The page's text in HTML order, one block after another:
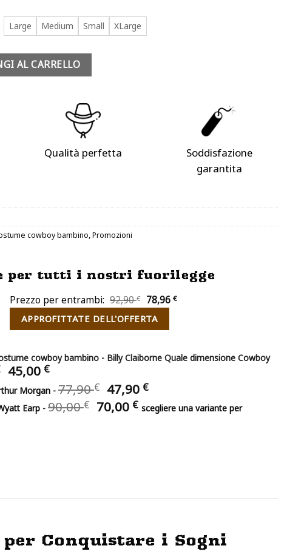
48,00 €
Large Medium Small XLarge
Claiborne quantità
AL CARRELLO
Qualità perfetta
Soddisfazione
garantita
cowboy bambino,Promozioni
per tutti i nostri fuorilegge
Prezzo per entrambi: 92,90€
Il
prezzo
originale
92,90 €.
78,96 €Il
78,96 €.
APPROFITTATE DELL'OFFERTA
cowboy bambino - Billy Claiborne Quale dimensione Cowboy
Il
prezzo
originale
era:
65,00 €.
45,00 €Il
prezzo
attuale
è:
45,00 €.
Morgan - 77,90€ Il
prezzo
originale
47,90 €Il
prezzo
attuale
Earp - 90,00€ Il
prezzo
70,00 €Il
prezzo
scegliere una variante per
Conquistare i Sogni